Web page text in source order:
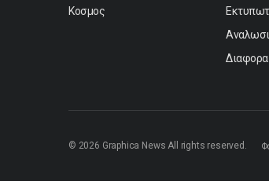
Κοσμος
Διαφορα
© 2026 Graphica News All rights reserved.